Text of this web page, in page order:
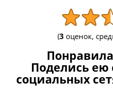
(3 оценок,
Поделись ею
социальных